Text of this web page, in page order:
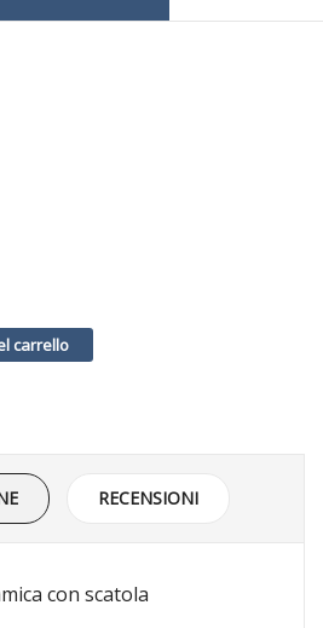
RECENSIONI
con scatola